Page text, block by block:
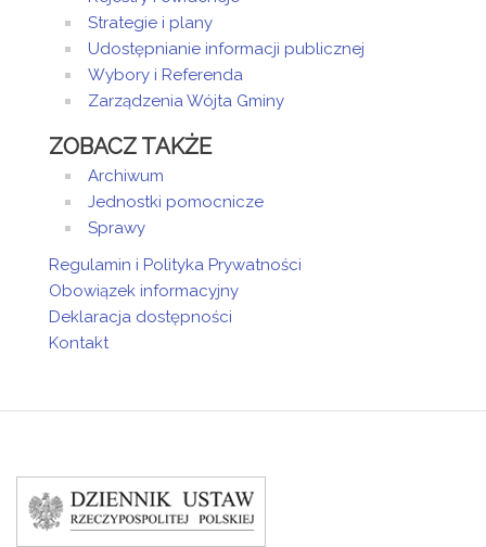
Strategie i plany
Udostępnianie informacji publicznej
Wybory i Referenda
Zarządzenia Wójta Gminy
ZOBACZ TAKŻE
Archiwum
Jednostki pomocnicze
Sprawy
Regulamin i Polityka Prywatności
Obowiązek informacyjny
Deklaracja dostępności
Kontakt